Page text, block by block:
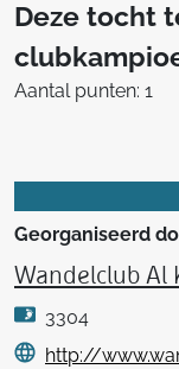
Deze tocht
Aantal punten: 1
Georganiseerd
Wandelclub Al
3304
http://